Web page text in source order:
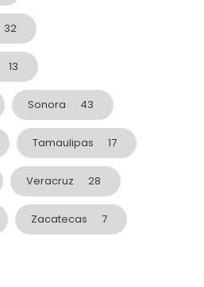
32
13
Sonora 43
Tamaulipas 17
Veracruz 28
Zacatecas 7